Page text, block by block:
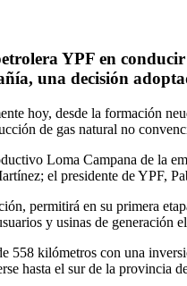
YPF en
una decisión
hoy, desde la formación
de gas natural no
Loma Campana de la
el presidente de YPF,
permitirá en su primera
y usinas de generación
558 kilómetros con una
hasta el sur de la provincia